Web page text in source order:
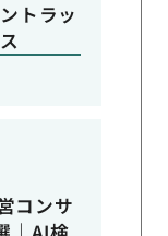
トラッ
コンサ